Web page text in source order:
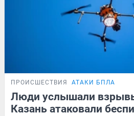
ПРОИСШЕСТВИЯ АТАКИ БПЛА
Люди услышали
Казань атаковали